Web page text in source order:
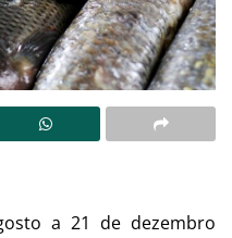
a 21 de dezembro